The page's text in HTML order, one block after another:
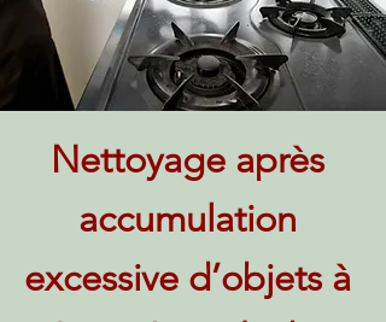
Nettoyage après
accumulation
excessive d’objets à